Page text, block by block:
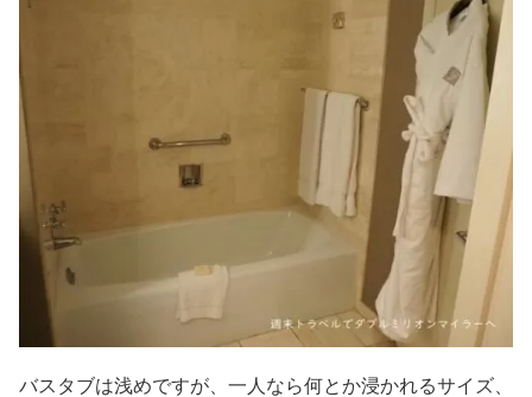
バスタブは浅めですが、一人なら何とか浸かれるサイズ、